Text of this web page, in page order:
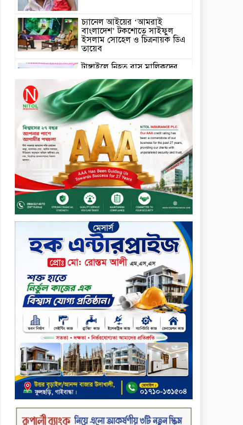
চ্যানেল আইয়ের ‘আমরাই
বাংলাদেশ’ টকশোতে সাইফুল
ইসলাম সোহেল ও চিত্রনায়ক ডিএ
তায়েব
টাঙ্গাইলে নিহত বাস মালিকদের
প্রদান
টাঙ্গাইলে ভাষা কর্মশালা ও পুরষ্কার
বিতরণ
সড়ক নিরাপত্তায় বিশেষ অবদান
রাখায় নিসচা বিশেষ সম্মাননা
পেলেন লায়ন গনি মিয়া বাবুল
মার্কেন্টাইল ব্যাংকের নির্বাহী
কমিটির চেয়ারম্যান হলেন
আনোয়ারুল হক
সপ্তাহের শেষ কার্যদিবসে
লেনদেনের তালিকায় শীর্ষে উঠে
এসেছে শার্প ইন্ডাস্ট্রিজ
সপ্তাহের শেষ কার্যদিবসে
দরপতনের শীর্ষে সেনা ইন্স্যুরেন্স
সপ্তাহের শেষ কার্যদিবসে দরবৃদ্ধির
শীর্ষে নিটল ইন্স্যুরেন্স
সিলেটের ওসমানীনগরে দুই বাসের
মুখোমুখি সংঘর্ষে ৮ জন নিহত
২০২৯ সালের মধ্যে বাংলাদেশের
সবচেয়ে বিশ্বস্ত, টেকসই ও
ক্যাশলেস ব্যাংক হওয়ার লক্ষ্য
নিয়ে ‘ভিশন ২০২৯’ উন্মোচন করল